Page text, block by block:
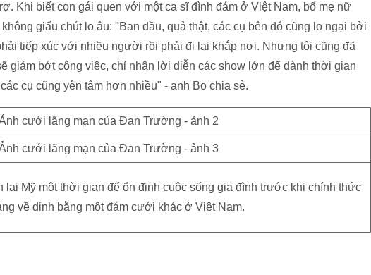
Khi biết con gái quen với một ca sĩ đình đám ở Việt Nam, bố mẹ nữ
giấu chút lo âu: "Ban đầu, quả thật, các cụ bên đó cũng lo ngại bởi
tiếp xúc với nhiều người rồi phải đi lại khắp nơi. Nhưng tôi cũng đã
giảm bớt công việc, chỉ nhận lời diễn các show lớn để dành thời gian
cụ cũng yên tâm hơn nhiều" - anh Bo chia sẻ.
lại Mỹ một thời gian để ổn định cuộc sống gia đình trước khi chính thức
về dinh bằng một đám cưới khác ở Việt Nam.